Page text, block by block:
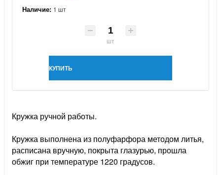
Наличие: 1 шт
шт
КУПИТЬ
Кружка ручной работы.
Кружка выполнена из полуфарфора методом литья,
расписана вручную, покрыта глазурью, прошла
обжиг при температуре 1220 градусов.